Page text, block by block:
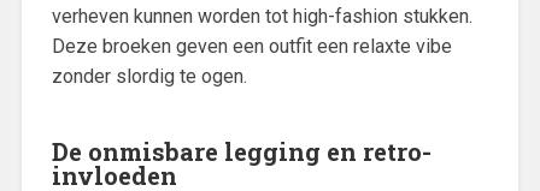
verheven kunnen worden tot high-fashion stukken.
Deze broeken geven een outfit een relaxte vibe
zonder slordig te ogen.
De onmisbare legging en retro-
invloeden